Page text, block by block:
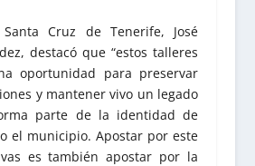
Cruz de Tenerife, José
destacó que “estos talleres
oportunidad para preservar
y mantener vivo un legado
parte de la identidad de
el municipio. Apostar por este
es también apostar por la